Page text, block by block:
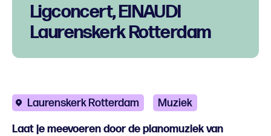
Ligconcert, EINAUDI
Laurenskerk Rotterdam
Laurenskerk Rotterdam Muziek
Laat je meevoeren door de pianomuziek van